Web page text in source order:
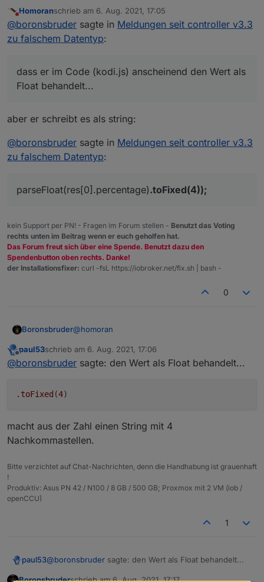
        states[k[
0 ]][k[ 1]]. val =
    }
Was mich wundert, ist, dass er im Code (kodi.js)
anscheinend den Wert als Float behandelt...
saveState('main.seek',
.
.
    const k = name.split('.');
    if(k.length === 1){
        k.unshift('main');
    }
    if (!states[k[0]][k[1]]){
        if (val === undefined){
} else if
                val = 0;
} else if
                val = false;
            }
        states[k[0]][k[1]].val = val;
Nicht stören
Homoranschrieb am 6. Aug. 2021, 17:05
zuletzt editiert von
@boronsbruder sagte in Meldungen seit controller v3.3
zu falschem Datentyp:
dass er im Code (kodi.js) anscheinend den Wert als
Float behandelt...
aber er schreibt es als string:
@boronsbruder sagte in Meldungen seit controller v3.3
zu falschem Datentyp:
parseFloat(res[0].percentage).toFixed(4));
kein Support per PN! - Fragen im Forum stellen - Benutzt das Voting
rechts unten im Beitrag wenn er euch geholfen hat.
Das Forum freut sich über eine Spende. Benutzt dazu den
Spendenbutton oben rechts. Danke!
der Installationsfixer: curl -fsL https://iobroker.net/fix.sh | bash -
0
Boronsbruder@homoran
Was mich wundert, ist, dass er im Code (kodi.js)
anscheinend den Wert als Float behandelt...
function saveState(name, val){
    if(k.length === 1){
    }
} else if
                val = 0;
Offline
paul53schrieb am 6. Aug. 2021, 17:06
zuletzt editiert von
@boronsbruder sagte: den Wert als Float behandelt...
.toFixed (4
macht aus der Zahl einen String mit 4
Nachkommastellen.
Bitte verzichtet auf Chat-Nachrichten, denn die Handhabung ist grauenhaft
!
Produktiv: Asus PN 42 / N100 / 8 GB / 500 GB; Proxmox mit 2 VM (iob /
openCCU)
1
paul53@boronsbruder sagte: den Wert als Float behandelt...
Boronsbruderschrieb am6. Aug. 2021, 17:17